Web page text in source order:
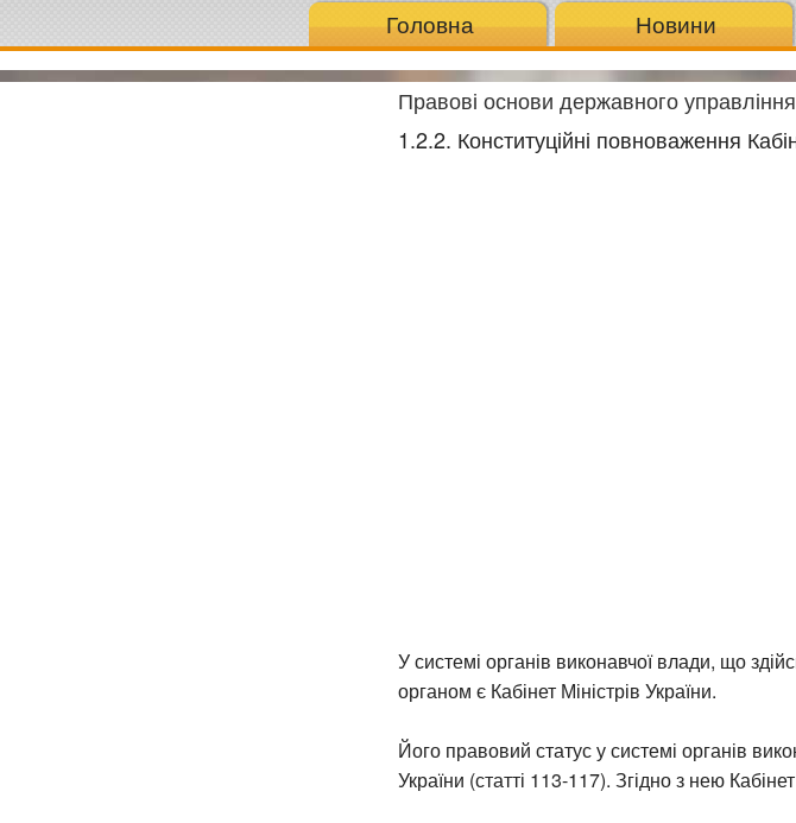
Головна Новини
Правові основи державного
1.2.2. Конституційні повноваження
У системі органів виконавчої влади, що
органом є Кабінет Міністрів України.
Його правовий статус у системі органів
України (статті 113-117). Згідно з нею